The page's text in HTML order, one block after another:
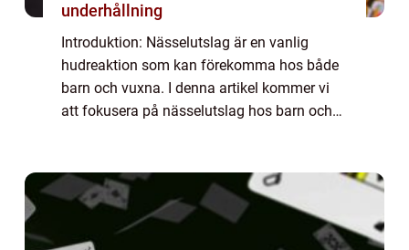
underhållning
Introduktion: Nässelutslag är en vanlig
hudreaktion som kan förekomma hos både
barn och vuxna. I denna artikel kommer vi
att fokusera på nässelutslag hos barn och
vad ...